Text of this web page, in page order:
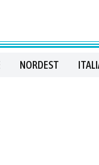
NORDEST